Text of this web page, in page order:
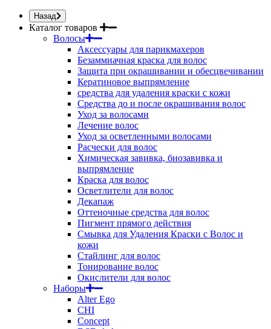
Назад
Каталог товаров
Волосы
Аксессуары для парикмахеров
Безаммиачная краска для волос
Защита при окрашивании и обесцвечивании
Кератиновое выпрямление
средства для удаления краски с кожи
Средства до и после окрашивания волос
Уход за волосами
Лечение волос
Уход за осветленными волосами
Расчески для волос
Химическая завивка, биозавивка и
выпрямление
Краска для волос
Осветлители для волос
Декапаж
Оттеночные средства для волос
Пигмент прямого действия
Смывка для Удаления Краски с Волос и
кожи
Стайлинг для волос
Тонирование волос
Окислители для волос
Наборы
Alter Ego
CHI
Concept